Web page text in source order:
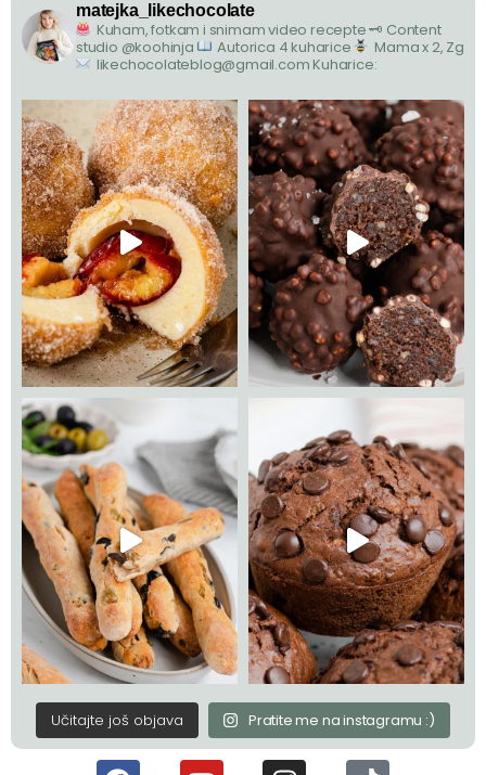
matejka_likechocolate
Kuham, fotkam i snimam video recepte🗝 Content
studio @koohinja
Autorica 4 kuharice
Mama x 2, Zg
likechocolateblog@gmail.com Kuharice:
Učitajte još objava Pratite me na instagramu :)